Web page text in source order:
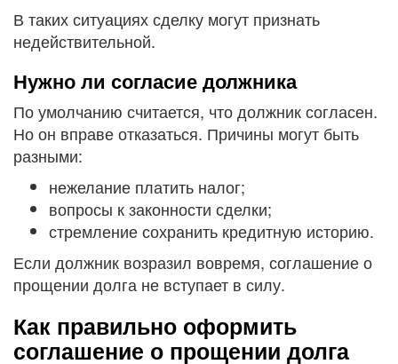
В таких ситуациях сделку могут признать
недействительной.
Нужно ли согласие должника
По умолчанию считается, что должник согласен.
Но он вправе отказаться. Причины могут быть
разными:
нежелание платить налог;
вопросы к законности сделки;
стремление сохранить кредитную историю.
Если должник возразил вовремя, соглашение о
прощении долга не вступает в силу.
Как правильно оформить
соглашение о прощении долга